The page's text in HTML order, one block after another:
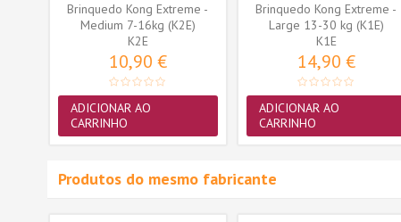
Brinquedo Kong Extreme -
Medium 7-16kg (K2E)
K2E
10,90 €
ADICIONAR AO
CARRINHO
Brinquedo Kong Extreme -
Large 13-30 kg (K1E)
K1E
14,90 €
ADICIONAR AO
CARRINHO
Produtos do mesmo fabricante